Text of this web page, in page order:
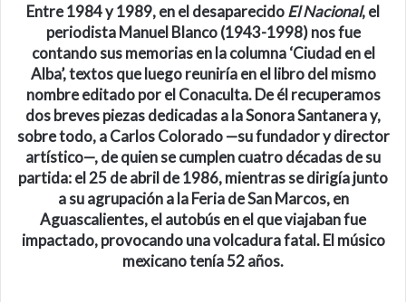
Entre 1984 y 1989, en el desaparecidoEl Nacional, el
periodista Manuel Blanco (1943-1998) nos fue
contando sus memorias en la columna ‘Ciudad en el
Alba’, textos que luego reuniría en el libro del mismo
nombre editado por el Conaculta. De él recuperamos
dos breves piezas dedicadas a la Sonora Santanera y,
sobre todo, a Carlos Colorado—sufundador y director
artístico—, de quien se cumplen cuatro décadas de su
partida: el 25 de abril de 1986, mientras se dirigía junto
a su agrupación a la Feria de San Marcos, en
Aguascalientes, el autobús en el que viajaban fue
impactado, provocando una volcadura fatal. El músico
mexicano tenía 52 años.